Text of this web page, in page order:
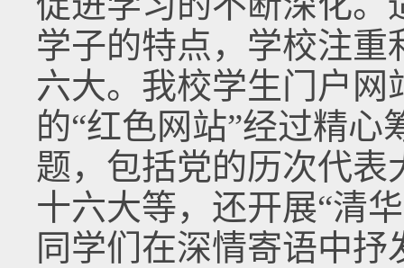
学子的特点，学校注
六大。我校学生门户网
的“红色网站”经过精
题，包括党的历次代
十六大等，还开展“清
同学们在深情寄语中